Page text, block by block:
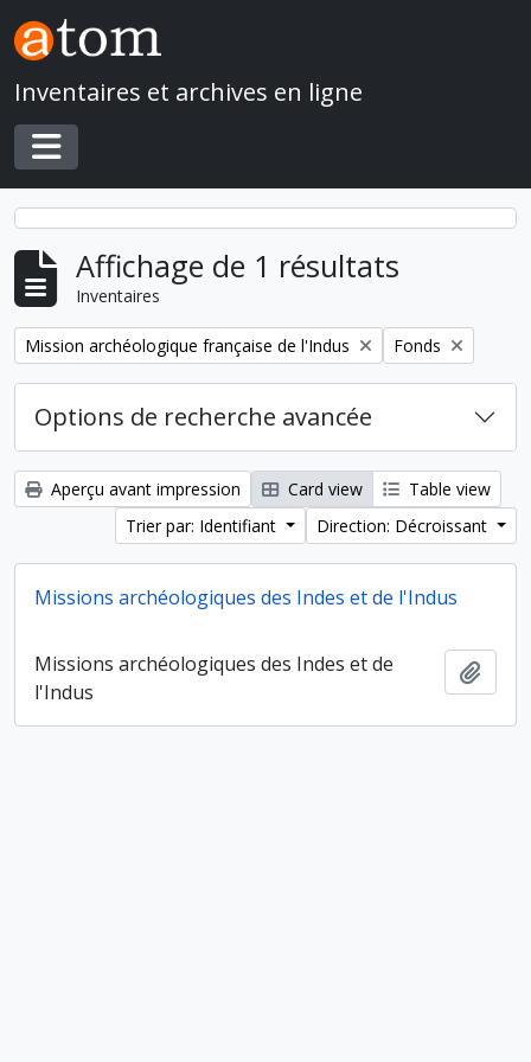
Skip to main content
Inventaires et archives en ligne
Toggle navigation
Affichage de 1 résultats
Inventaires
Remove filter:
Mission archéologique française de l'Indus Remove filter:
Fonds
Options de recherche avancée
Aperçu avant impression Card view
Table view
Trier par: Identifiant
Direction: Décroissant
Missions archéologiques des Indes et de l'Indus
Missions archéologiques des Indes et de
l'Indus